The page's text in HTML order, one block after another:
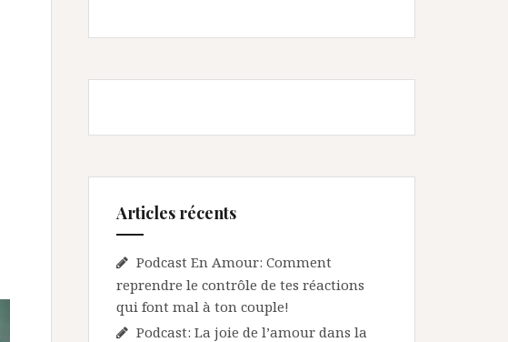
Articles récents
Podcast En Amour: Comment
reprendre le contrôle de tes réactions
qui font mal à ton couple!
Podcast: La joie de l’amour dans la